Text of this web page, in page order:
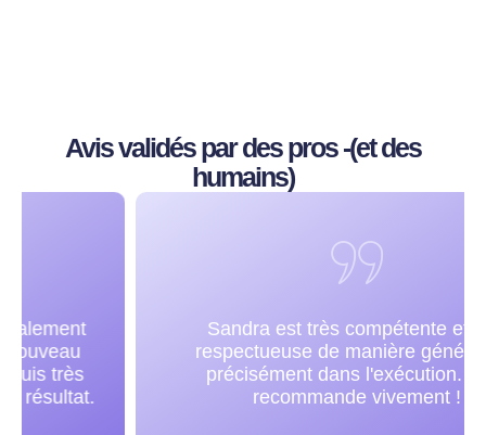
Avis validés par des pros -(et des
humains)
Sandra est très compétente et très
respectueuse de manière générale et
précisément dans l'exécution. Je la
recommande vivement !